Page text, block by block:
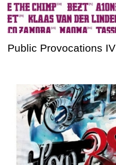
Public Provocations IV